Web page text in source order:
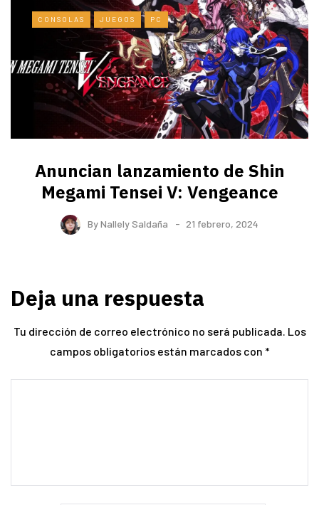
CONSOLAS JUEGOS PC
Anuncian lanzamiento de Shin
Megami Tensei V: Vengeance
ByNallely Saldaña 21 febrero, 2024
Deja una respuesta
Tu dirección de correo electrónico no será publicada. Los
campos obligatorios están marcados con *